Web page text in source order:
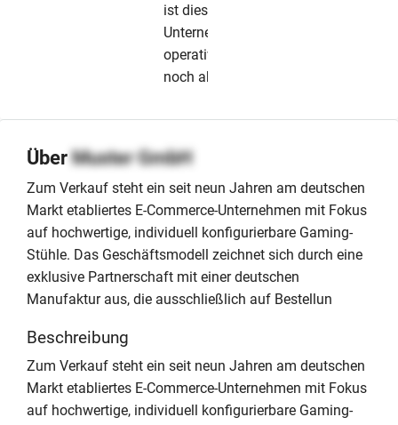
ist dieses
Unternehmen
operativ
noch aktiv
ÜberMuster GmbH
Zum Verkauf steht ein seit neun Jahren am deutschen
Markt etabliertes E-Commerce-Unternehmen mit Fokus
auf hochwertige, individuell konfigurierbare Gaming-
Stühle. Das Geschäftsmodell zeichnet sich durch eine
exklusive Partnerschaft mit einer deutschen
Manufaktur aus, die ausschließlich auf Bestellun
Beschreibung
Zum Verkauf steht ein seit neun Jahren am deutschen
Markt etabliertes E-Commerce-Unternehmen mit Fokus
auf hochwertige, individuell konfigurierbare Gaming-